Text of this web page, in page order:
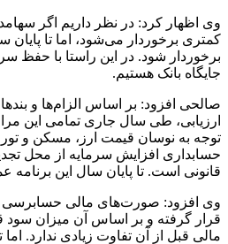
وی اظهار کرد: در نظر داریم اگر
کمتری برخوردار می‌شود، اما تا
برخوردار شود. در این راستا با حفظ
جایگاه بانک هستیم.
صالحی افزود: بر اساس الزام‌‌ها و
ارزیابی، طی سال جاری تمامی این
توجه به نوسان قیمت ارز، مسکن و
حسابداری افزایش سرمایه از محل
قانونی است. تا پایان سال این برنامه
قرار گرفته و بر اساس آن میزان
مالی قبل از آن تفاوت زیادی ندارد.